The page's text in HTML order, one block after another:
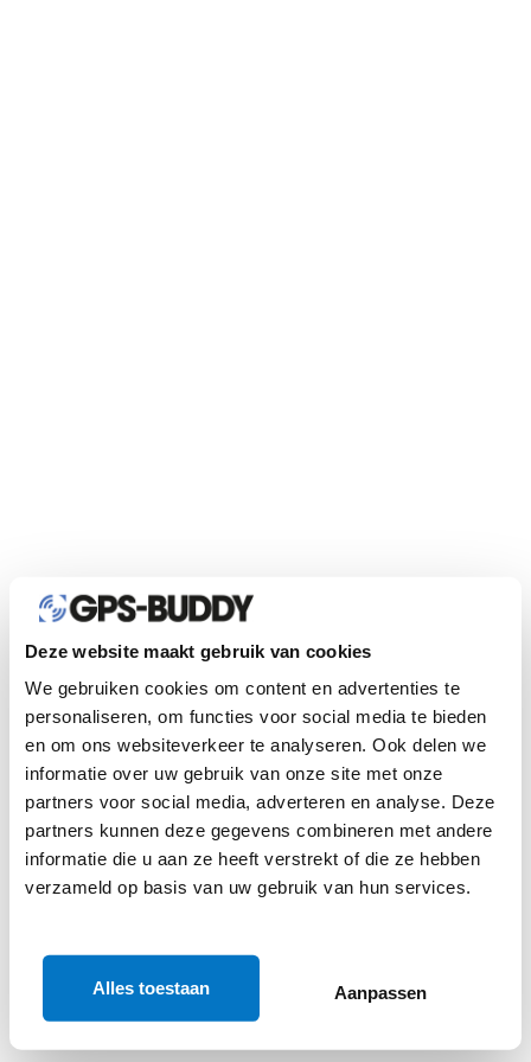
Deze website maakt gebruik van cookies
We gebruiken cookies om content en advertenties te
personaliseren, om functies voor social media te bieden
en om ons websiteverkeer te analyseren. Ook delen we
informatie over uw gebruik van onze site met onze
partners voor social media, adverteren en analyse. Deze
partners kunnen deze gegevens combineren met andere
informatie die u aan ze heeft verstrekt of die ze hebben
verzameld op basis van uw gebruik van hun services.
Alles toestaan Aanpassen